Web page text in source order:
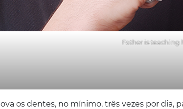
Father is teaching
os dentes, no mínimo, três vezes por